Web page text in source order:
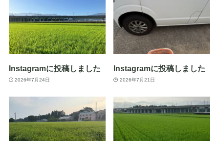
Instagramに投稿しました
2026年7月24日
Instagramに投稿しました
2026年7月21日